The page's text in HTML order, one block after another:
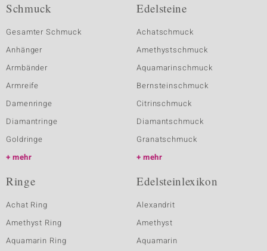
Schmuck
Gesamter Schmuck
Anhänger
Armbänder
Armreife
Damenringe
Diamantringe
Goldringe
mehr
Edelsteine
Achatschmuck
Amethystschmuck
Aquamarinschmuck
Bernsteinschmuck
Citrinschmuck
Diamantschmuck
Granatschmuck
mehr
Ringe
Achat Ring
Amethyst Ring
Aquamarin Ring
Edelsteinlexikon
Alexandrit
Amethyst
Aquamarin